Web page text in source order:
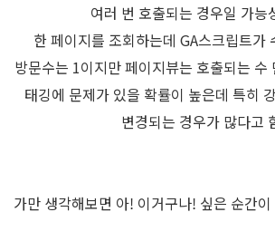
여러 번 호출되는 경우일 가능
한 페이지를 조회하는데 GA스크립트가
방문수는 1이지만 페이지뷰는 호출되는 수
태깅에 문제가 있을 확률이 높은데 특히
변경되는 경우가 많다고
가만 생각해보면 아! 이거구나! 싶은 순간